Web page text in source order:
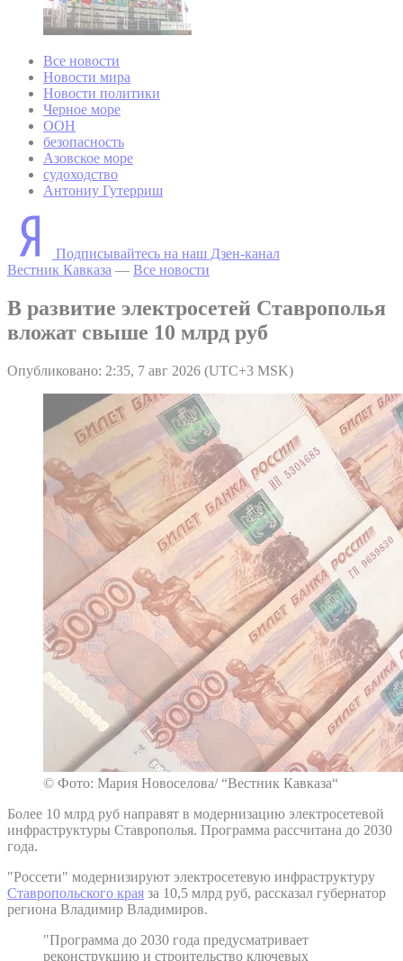
Все новости
Новости мира
Новости политики
Черное море
ООН
безопасность
Азовское море
судоходство
Антониу Гутерриш
Подписывайтесь на наш Дзен-канал
Вестник Кавказа — Все новости
В развитие электросетей Ставрополья
вложат свыше 10 млрд руб
Опубликовано: 2:35, 7 авг 2026 (UTC+3 MSK)
© Фото: Мария Новоселова/ “Вестник Кавказа“
Более 10 млрд руб направят в модернизацию электросетевой
инфраструктуры Ставрополья. Программа рассчитана до 2030
года.
"Россети" модернизируют электросетевую инфраструктуру
Ставропольского края за 10,5 млрд руб, рассказал губернатор
региона Владимир Владимиров.
"Программа до 2030 года предусматривает
реконструкцию и строительство ключевых